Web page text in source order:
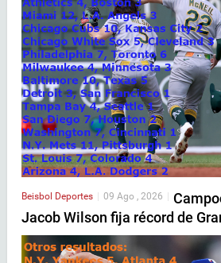
Beisbol Deportes | 09 Ago , 2026 |
Jacob Wilson fija récord de